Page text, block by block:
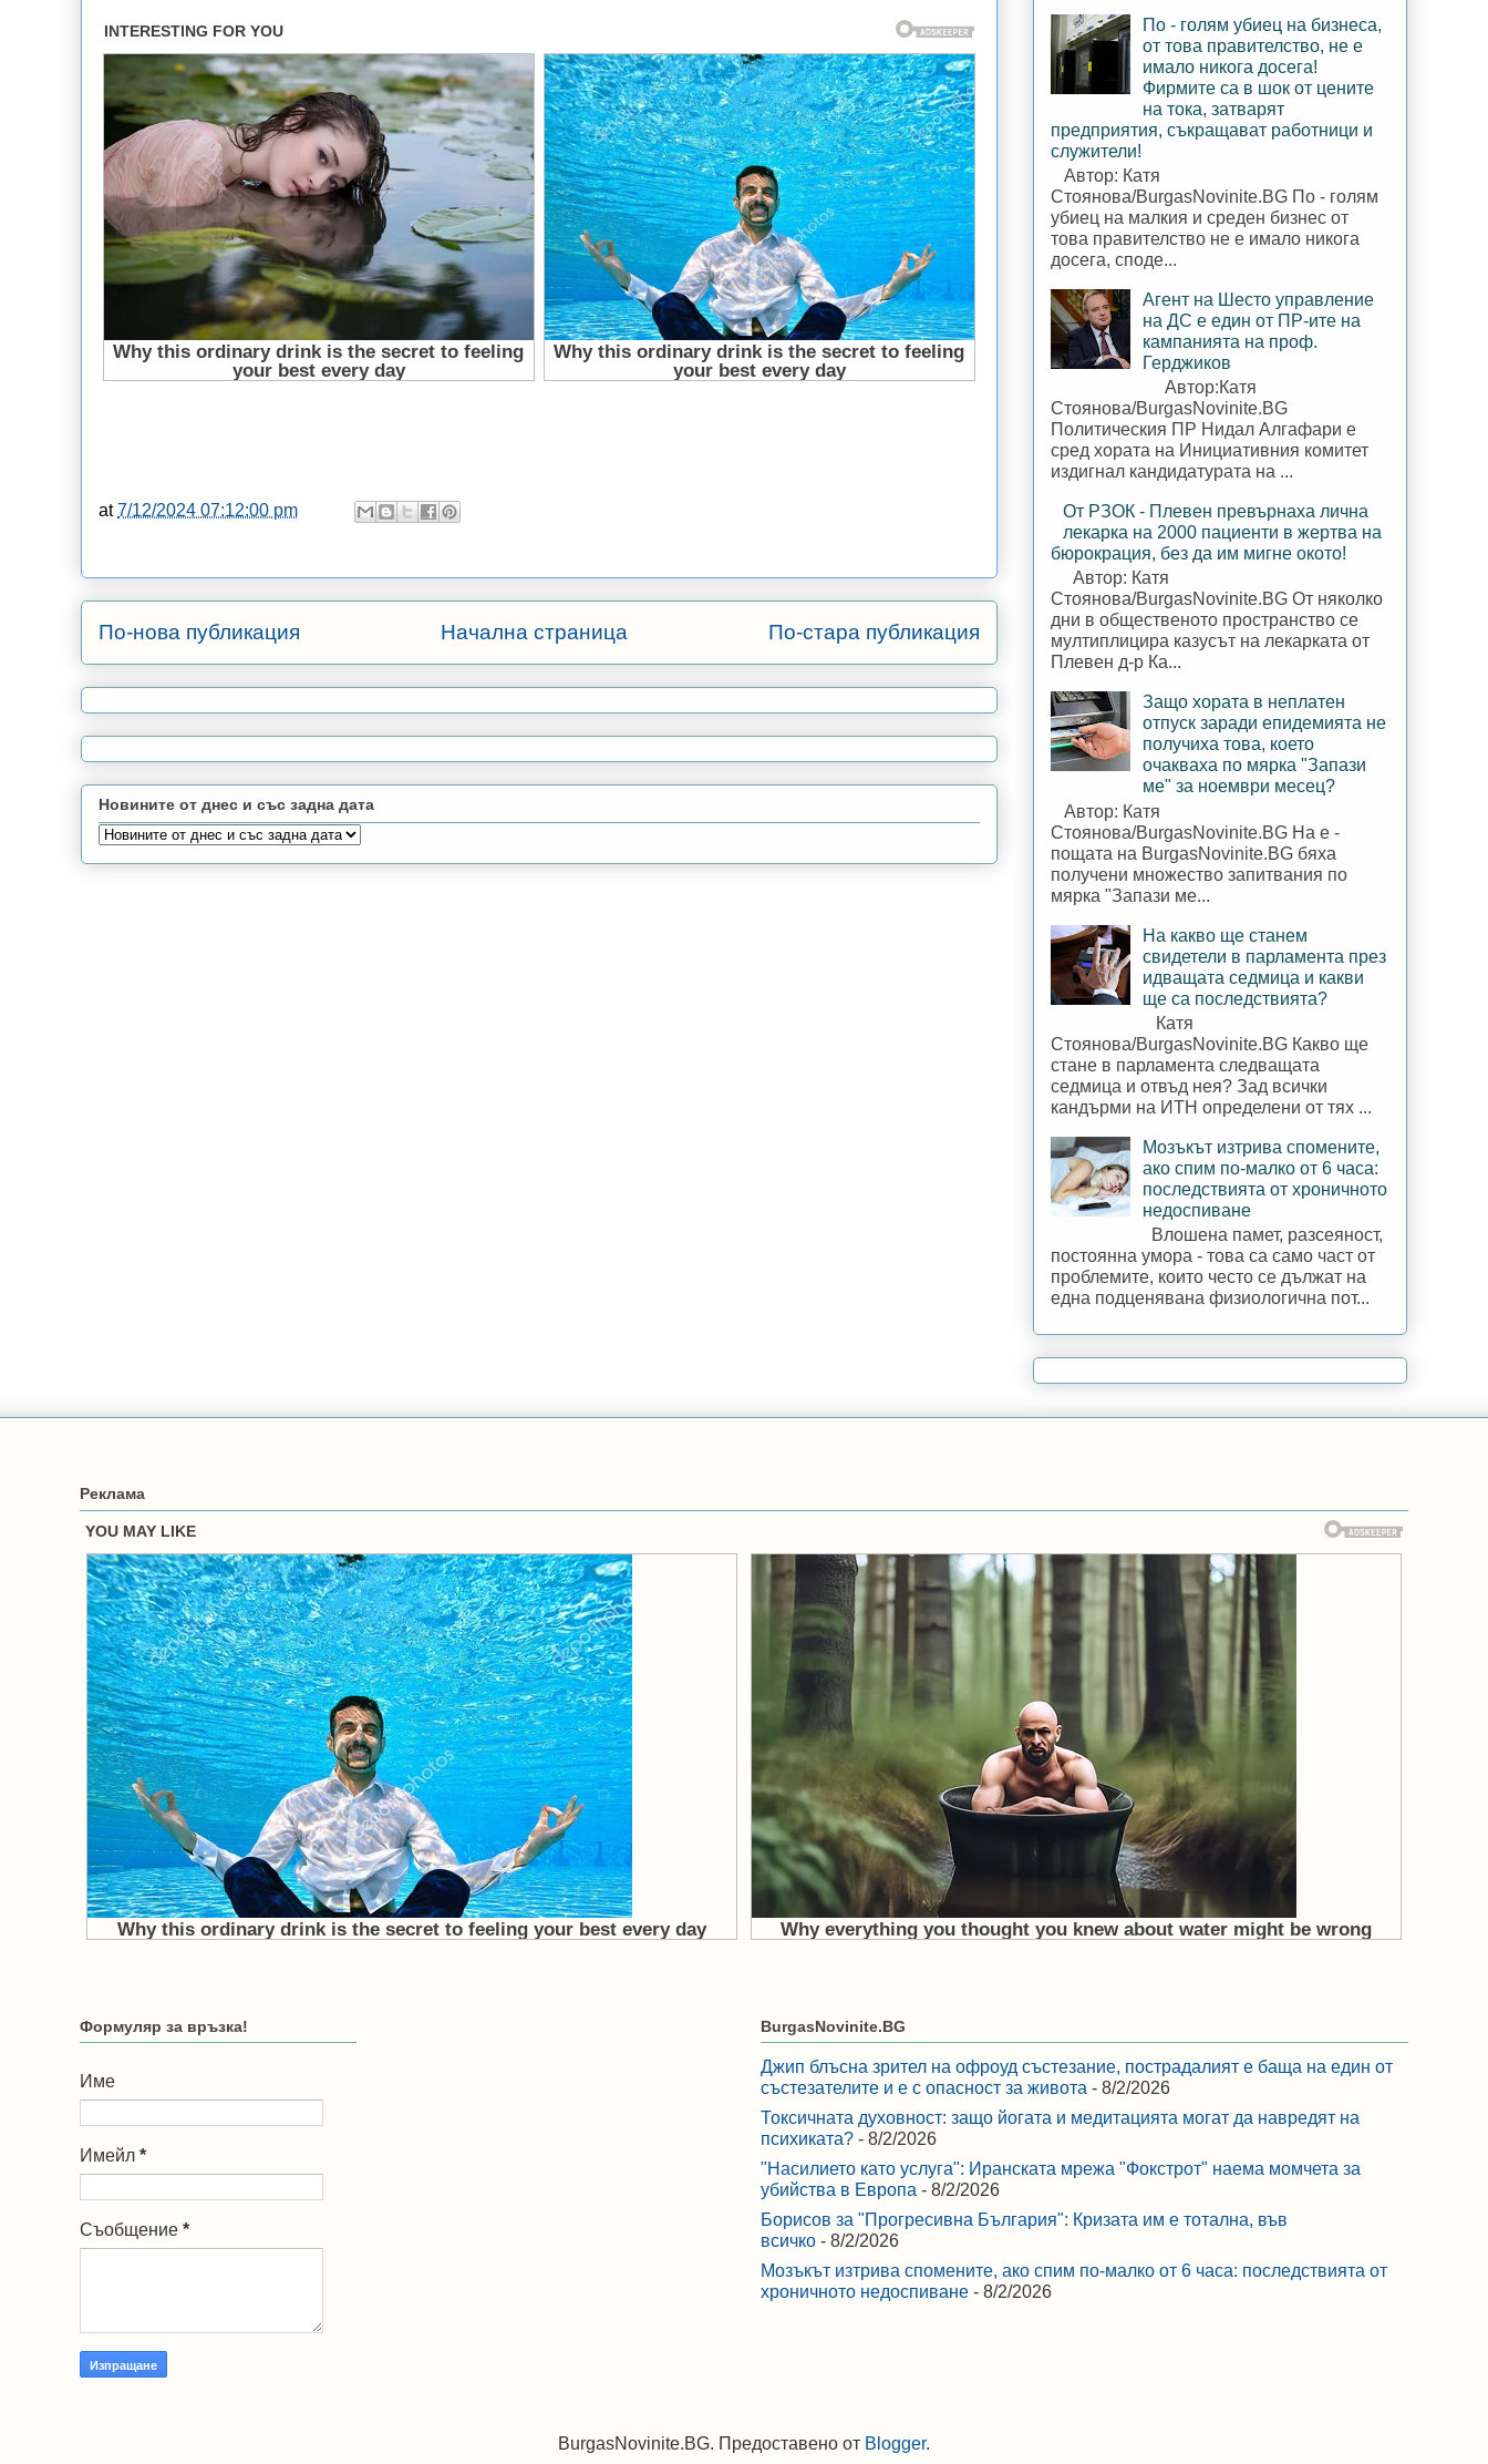
at7/12/2024 07:12:00 pm
По-нова публикация По-стара публикация
Начална страница
Новините от днес и със задна дата
По - голям убиец на бизнеса,
от това правителство, не е
имало никога досега!
Фирмите са в шок от цените
на тока, затварят
предприятия, съкращават работници и
служители!
Автор: Катя
Стоянова/BurgasNovinite.BG По - голям
убиец на малкия и среден бизнес от
това правителство не е имало никога
досега, споде...
Агент на Шесто управление
на ДС е един от ПР-ите на
кампанията на проф.
Герджиков
Автор:Катя
Стоянова/BurgasNovinite.BG
Политическия ПР Нидал Алгафари е
сред хората на Инициативния комитет
издигнал кандидатурата на ...
От РЗОК - Плевен превърнаха лична
лекарка на 2000 пациенти в жертва на
бюрокрация, без да им мигне окото!
Автор: Катя
Стоянова/BurgasNovinite.BG От няколко
дни в общественото пространство се
мултиплицира казусът на лекарката от
Плевен д-р Ка...
Защо хората в неплатен
отпуск заради епидемията не
получиха това, което
очакваха по мярка "Запази
ме" за ноември месец?
Автор: Катя
Стоянова/BurgasNovinite.BG На е -
пощата на BurgasNovinite.BG бяха
получени множество запитвания по
мярка "Запази ме...
На какво ще станем
свидетели в парламента през
идващата седмица и какви
ще са последствията?
Катя
Стоянова/BurgasNovinite.BG Какво ще
стане в парламента следващата
седмица и отвъд нея? Зад всички
кандърми на ИТН определени от тях ...
Мозъкът изтрива спомените,
ако спим по-малко от 6 часа:
последствията от хроничното
недоспиване
Влошена памет, разсеяност,
постоянна умора - това са само част от
проблемите, които често се дължат на
една подценявана физиологична пот...
Реклама
Формуляр за връзка!
Име
Имейл *
Съобщение *
BurgasNovinite.BG
Джип блъсна зрител на офроуд състезание, пострадалият е баща на един от
състезателите и е с опасност за живота - 8/2/2026
Токсичната духовност: защо йогата и медитацията могат да навредят на
психиката? - 8/2/2026
"Насилието като услуга": Иранската мрежа "Фокстрот" наема момчета за
убийства в Европа - 8/2/2026
Борисов за "Прогресивна България": Кризата им е тотална, във
всичко - 8/2/2026
Мозъкът изтрива спомените, ако спим по-малко от 6 часа: последствията от
хроничното недоспиване - 8/2/2026
BurgasNovinite.BG. Предоставено от Blogger.